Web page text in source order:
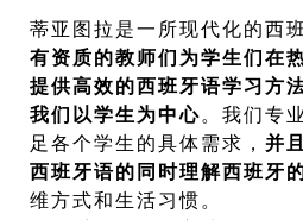
蒂亚图拉是一所现代化的西
有资质的教师们为学生们在
提供高效的西班牙语学习方法
我们以学生为中心。我们专
足各个学生的具体需求， 并
西班牙语的同时理解西班牙
维方式和生活习惯。